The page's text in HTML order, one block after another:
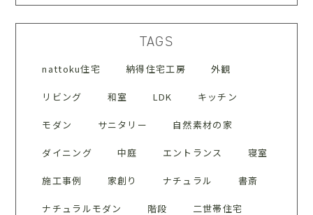
TAGS
nattoku住宅 納得住宅工房 外観
リビング 和室 LDK キッチン
モダン サニタリー 自然素材の家
ダイニング 中庭 エントランス 寝室
施工事例 家創り ナチュラル 書斎
ナチュラルモダン 階段 二世帯住宅